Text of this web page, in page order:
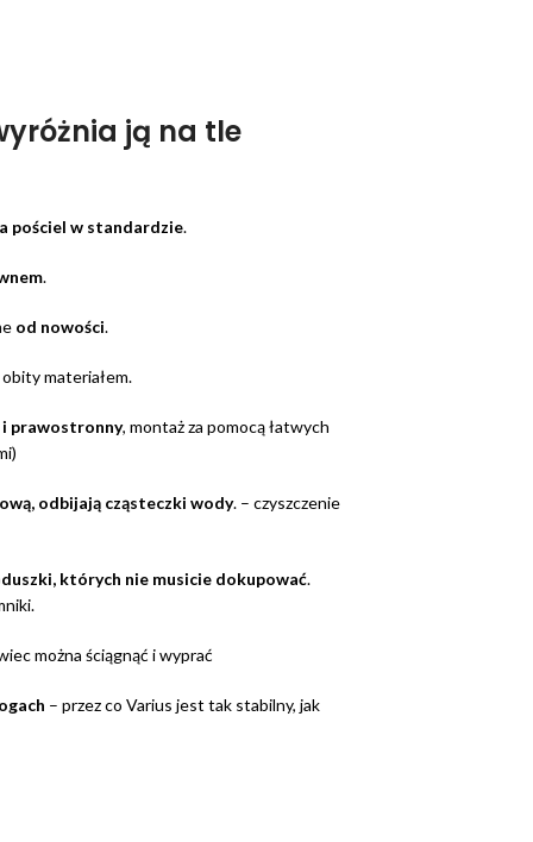
ją na tle
pościel w standardzie.
.
od nowości.
materiałem.
i prawostronny, montaż za pomocą łatwych
odbijają cząsteczki wody. – czyszczenie
których nie musicie dokupować.
można ściągnąć i wyprać
– przez co Varius jest tak stabilny, jak